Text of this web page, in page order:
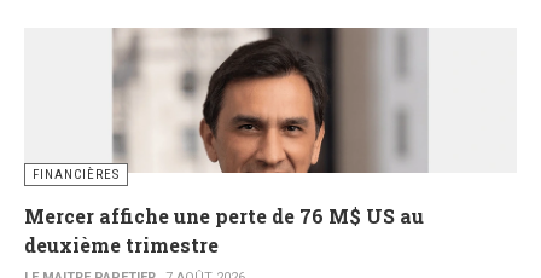
FINANCIÈRES
Mercer affiche une perte de 76 M$ US au
deuxième trimestre